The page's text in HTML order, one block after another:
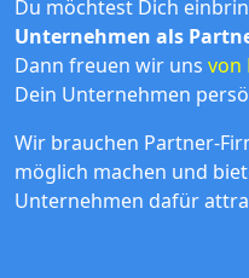
Du möchtest Dich
Unternehmen als
Dann freuen wir uns von
Dein Unternehmen
Wir brauchen Partner-
möglich machen und
Unternehmen dafür